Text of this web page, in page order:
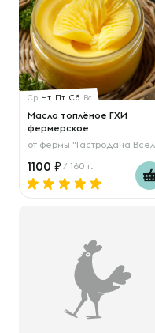
Ср Чт Пт Сб Вс
Масло топлёное ГХИ
фермерское
от фермы "Гастродача Вселуг"
1100 / 160 г.